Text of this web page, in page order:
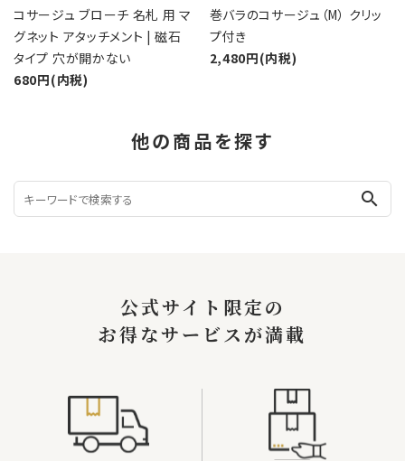
コサージュ ブローチ 名札 用 マ
グネット アタッチメント | 磁石
タイプ 穴が開かない
680円(内税)
巻バラのコサージュ（M） クリッ
プ付き
2,480円(内税)
他の商品を探す
search
公式サイト限定の
お得なサービスが満載